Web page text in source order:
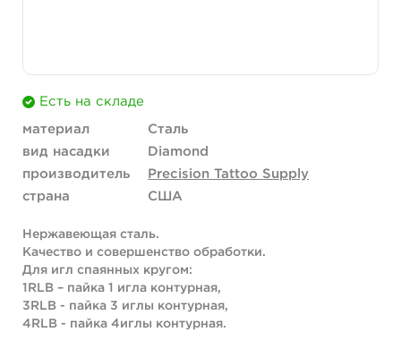
Есть на складе
материал
Сталь
вид насадки
Diamond
производитель
Precision Tattoo Supply
страна
США
Нержавеющая сталь.
Качество и совершенство обработки.
Для игл спаянных кругом:
1RLB – пайка 1 игла контурная,
3RLB - пайка 3 иглы контурная,
4RLB - пайка 4иглы контурная.